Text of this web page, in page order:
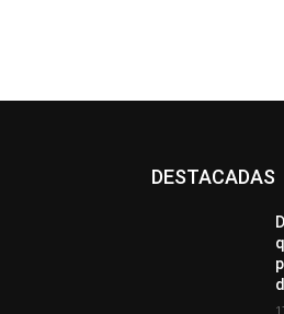
DESTACADAS
All Destacado